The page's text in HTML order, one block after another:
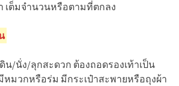
เต็มจำนวนหรือตามที่ตกลง
น/นั่ง/ลุกสะดวก ต้องถอดรองเท้าเป็น
หมวกหรือร่ม มีกระเป๋าสะพายหรือถุงผ้า